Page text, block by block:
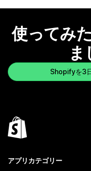
使ってみ
ま
Shopifyを3
アプリカテゴリー